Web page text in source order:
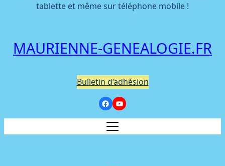
tablette et même sur téléphone mobile !
MAURIENNE-GENEALOGIE.FR
Bulletin d’adhésion